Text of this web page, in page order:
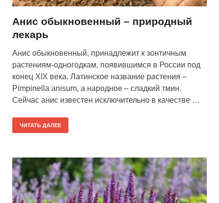
Анис обыкновенный – природный
лекарь
Анис обыкновенный, принадлежит к зонтичным
растениям-одногодкам, появившимся в России под
конец XIX века. Латинское название растения –
Pimpinella anisum, а народное – сладкий тмин.
Сейчас анис известен исключительно в качестве …
ЧИТАТЬ ДАЛЕЕ